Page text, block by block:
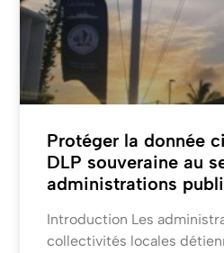
Protéger la donnée
DLP souveraine au
administrations
Introduction Les
collectivités locales